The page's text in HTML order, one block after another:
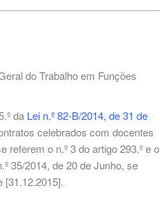
do Trabalho em Funções
da Lei n.º 82-B/2014, de 31 de
celebrados com docentes
o n.º 3 do artigo 293.º e o
35/2014, de 20 de Junho, se
[31.12.2015].